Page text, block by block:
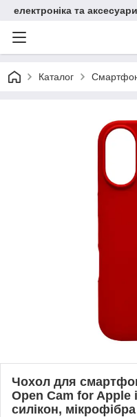
електроніка та аксесуари
Каталог
Чохол для
Open Cam for Apple
силікон, мікрофібра